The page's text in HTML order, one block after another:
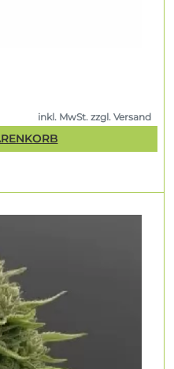
inkl. MwSt. zzgl. Versand